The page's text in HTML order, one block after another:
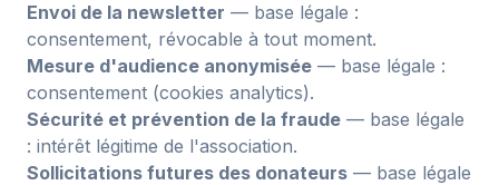
Envoi de la newsletter — base légale :
consentement, révocable à tout moment.
Mesure d'audience anonymisée — base légale :
consentement (cookies analytics).
Sécurité et prévention de la fraude — base légale
: intérêt légitime de l'association.
Sollicitations futures des donateurs — base légale